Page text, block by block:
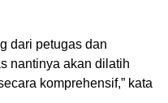
dari petugas dan
nantinya akan dilatih
komprehensif,” kata